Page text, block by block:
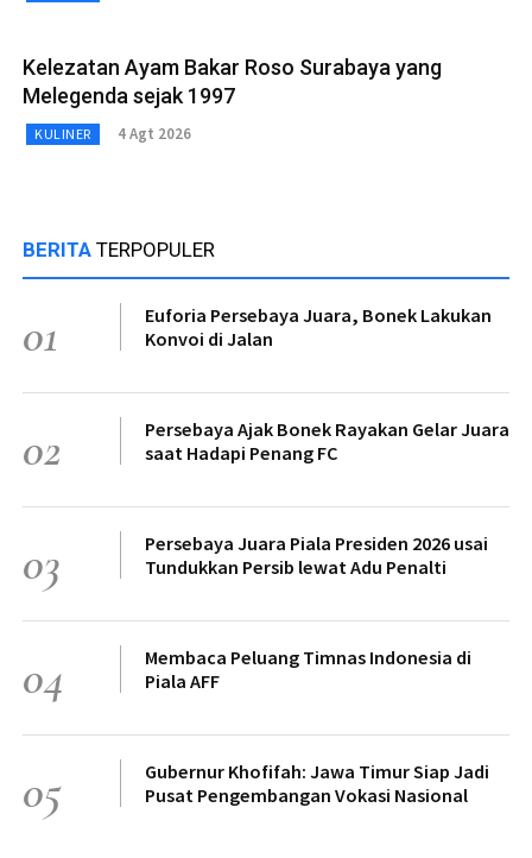
Kelezatan Ayam Bakar Roso Surabaya yang
Melegenda sejak 1997
KULINER 4 Agt 2026
BERITA TERPOPULER
01
Euforia Persebaya Juara, Bonek Lakukan
Konvoi di Jalan
02
Persebaya Ajak Bonek Rayakan Gelar Juara
saat Hadapi Penang FC
03
Persebaya Juara Piala Presiden 2026 usai
Tundukkan Persib lewat Adu Penalti
04
Membaca Peluang Timnas Indonesia di
Piala AFF
05
Gubernur Khofifah: Jawa Timur Siap Jadi
Pusat Pengembangan Vokasi Nasional